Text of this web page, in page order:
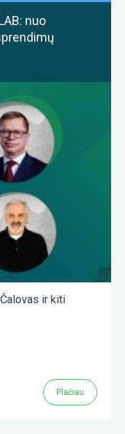
nuo
Čalovas ir kiti
Plačiau